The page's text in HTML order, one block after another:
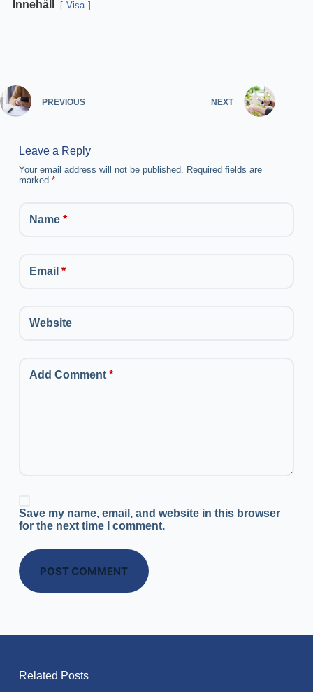
Innehåll Visa
PREVIOUS NEXT
Leave a Reply
Your email address will not be published. Required fields are
marked *
Name*
Email *
Website
Add Comment*
Save my name, email, and website in this browser
for the next time I comment.
POST COMMENT
Related Posts